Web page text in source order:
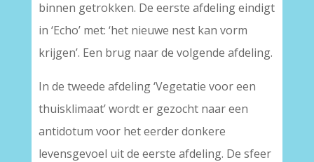
binnen getrokken. De eerste afdeling eindigt
in ‘Echo’ met: ‘het nieuwe nest kan vorm
krijgen’. Een brug naar de volgende afdeling.
In de tweede afdeling ‘Vegetatie voor een
thuisklimaat’ wordt er gezocht naar een
antidotum voor het eerder donkere
levensgevoel uit de eerste afdeling. De sfeer